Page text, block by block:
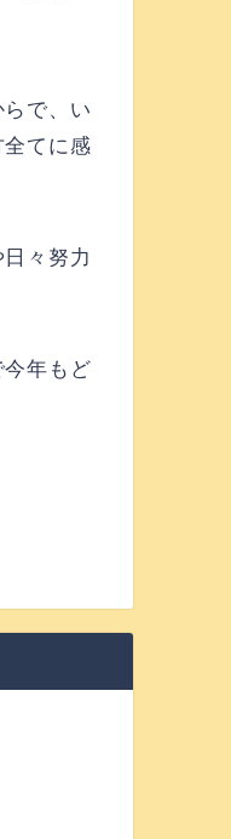
で、い
てに感
々努力
年もど